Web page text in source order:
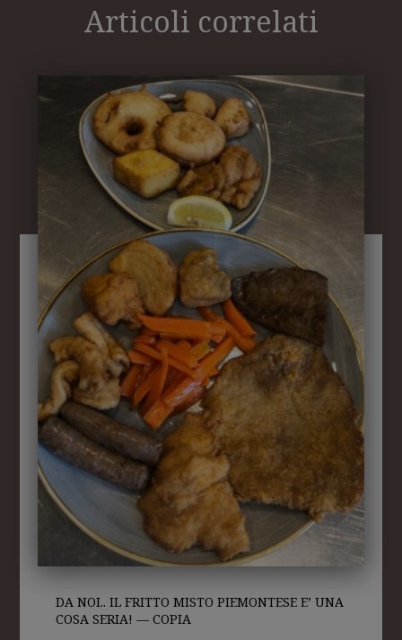
Articoli correlati
DA NOI.. IL FRITTO MISTO PIEMONTESE E’ UNA
COSA SERIA! — COPIA